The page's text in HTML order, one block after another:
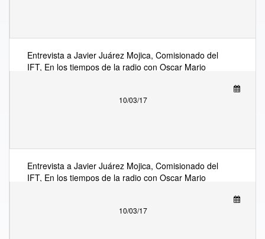
Entrevista a Javier Juárez Mojica, Comisionado del
IFT, En los tiempos de la radio con Oscar Mario
10/03/17
Entrevista a Javier Juárez Mojica, Comisionado del
IFT, En los tiempos de la radio con Oscar Mario
10/03/17